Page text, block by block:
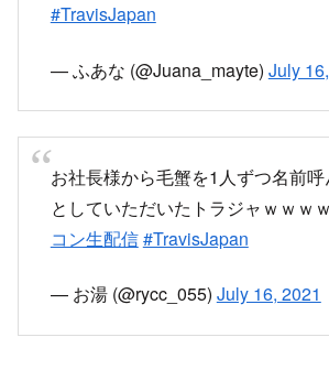
#TravisJapan
— ふあな (@Juana_mayte) July
お社長様から毛蟹を1人ずつ名前
としていただいたトラジャｗｗｗ
コン生配信#TravisJapan
— お湯 (@rycc_055) July 16, 2021